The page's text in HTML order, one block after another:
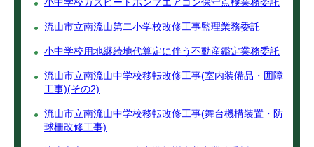
小中学校ガスヒートポンプエアコン保守点検業務委託
流山市立南流山第二小学校改修工事監理業務委託
小中学校用地継続地代算定に伴う不動産鑑定業務委託
流山市立南流山中学校移転改修工事(室内装備品・囲障
工事)(その2)
流山市立南流山中学校移転改修工事(舞台機構装置・防
球柵改修工事)